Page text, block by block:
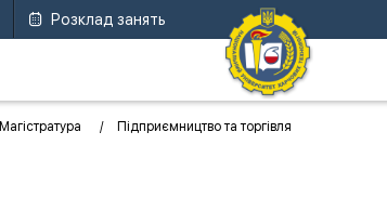
Розклад занять
Магістратура Підприємництво та торгівля